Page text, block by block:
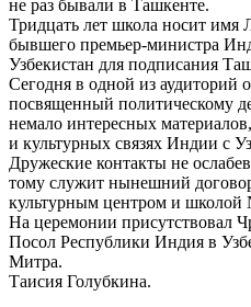
не раз бывали в Ташкенте.
Тридцать лет школа носит имя
бывшего премьер-министра
Узбекистан для подписания
Сегодня в одной из аудиторий
посвященный политическому
немало интересных
и культурных связях Индии с
Дружеские контакты не
тому служит нынешний
культурным центром и школой
На церемонии присутствовал
Посол Республики Индия в
Митра.
Таисия Голубкина.